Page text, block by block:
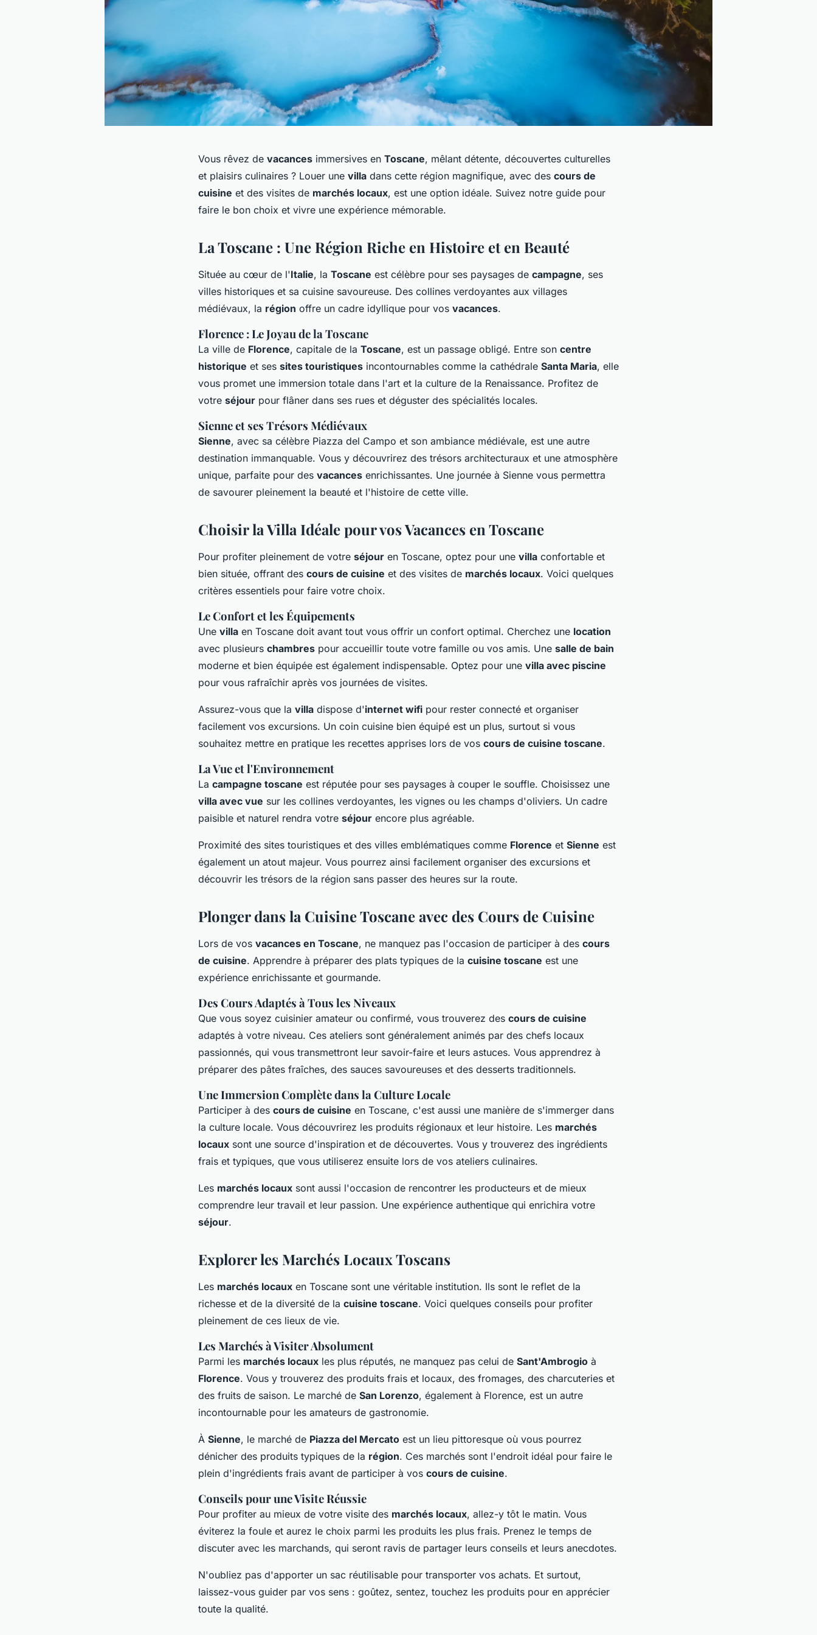
Vous rêvez de vacances immersives en Toscane, mêlant détente, découvertes culturelles
et plaisirs culinaires ? Louer une villa dans cette région magnifique, avec des cours de
cuisine et des visites de marchés locaux, est une option idéale. Suivez notre guide pour
faire le bon choix et vivre une expérience mémorable.
La Toscane : Une Région Riche en Histoire et en Beauté
Située au cœur de l'Italie, la Toscane est célèbre pour ses paysages de campagne, ses
villes historiques et sa cuisine savoureuse. Des collines verdoyantes aux villages
médiévaux, la région offre un cadre idyllique pour vos vacances.
Florence : Le Joyau de la Toscane
La ville de Florence, capitale de la Toscane, est un passage obligé. Entre son centre
historique et ses sites touristiques incontournables comme la cathédrale Santa Maria, elle
vous promet une immersion totale dans l'art et la culture de la Renaissance. Profitez de
votre séjour pour flâner dans ses rues et déguster des spécialités locales.
Sienne et ses Trésors Médiévaux
Sienne, avec sa célèbre Piazza del Campo et son ambiance médiévale, est une autre
destination immanquable. Vous y découvrirez des trésors architecturaux et une atmosphère
unique, parfaite pour des vacances enrichissantes. Une journée à Sienne vous permettra
de savourer pleinement la beauté et l'histoire de cette ville.
Choisir la Villa Idéale pour vos Vacances en Toscane
Pour profiter pleinement de votre séjour en Toscane, optez pour une villa confortable et
bien située, offrant des cours de cuisine et des visites de marchés locaux. Voici quelques
critères essentiels pour faire votre choix.
Le Confort et les Équipements
Une villa en Toscane doit avant tout vous offrir un confort optimal. Cherchez une location
avec plusieurs chambres pour accueillir toute votre famille ou vos amis. Une salle de bain
moderne et bien équipée est également indispensable. Optez pour une villa avec piscine
pour vous rafraîchir après vos journées de visites.
Assurez-vous que la villa dispose d'internet wifi pour rester connecté et organiser
facilement vos excursions. Un coin cuisine bien équipé est un plus, surtout si vous
souhaitez mettre en pratique les recettes apprises lors de vos cours de cuisine toscane.
La Vue et l'Environnement
La campagne toscane est réputée pour ses paysages à couper le souffle. Choisissez une
villa avec vue sur les collines verdoyantes, les vignes ou les champs d'oliviers. Un cadre
paisible et naturel rendra votre séjour encore plus agréable.
Proximité des sites touristiques et des villes emblématiques comme Florence et Sienne est
également un atout majeur. Vous pourrez ainsi facilement organiser des excursions et
découvrir les trésors de la région sans passer des heures sur la route.
Plonger dans la Cuisine Toscane avec des Cours de Cuisine
Lors de vos vacances en Toscane, ne manquez pas l'occasion de participer à des cours
de cuisine. Apprendre à préparer des plats typiques de la cuisine toscane est une
expérience enrichissante et gourmande.
Des Cours Adaptés à Tous les Niveaux
Que vous soyez cuisinier amateur ou confirmé, vous trouverez des cours de cuisine
adaptés à votre niveau. Ces ateliers sont généralement animés par des chefs locaux
passionnés, qui vous transmettront leur savoir-faire et leurs astuces. Vous apprendrez à
préparer des pâtes fraîches, des sauces savoureuses et des desserts traditionnels.
Une Immersion Complète dans la Culture Locale
Participer à des cours de cuisine en Toscane, c'est aussi une manière de s'immerger dans
la culture locale. Vous découvrirez les produits régionaux et leur histoire. Les marchés
locaux sont une source d'inspiration et de découvertes. Vous y trouverez des ingrédients
frais et typiques, que vous utiliserez ensuite lors de vos ateliers culinaires.
Les marchés locaux sont aussi l'occasion de rencontrer les producteurs et de mieux
comprendre leur travail et leur passion. Une expérience authentique qui enrichira votre
séjour.
Explorer les Marchés Locaux Toscans
Les marchés locaux en Toscane sont une véritable institution. Ils sont le reflet de la
richesse et de la diversité de la cuisine toscane. Voici quelques conseils pour profiter
pleinement de ces lieux de vie.
Les Marchés à Visiter Absolument
Parmi les marchés locaux les plus réputés, ne manquez pas celui de Sant'Ambrogio à
Florence. Vous y trouverez des produits frais et locaux, des fromages, des charcuteries et
des fruits de saison. Le marché de San Lorenzo, également à Florence, est un autre
incontournable pour les amateurs de gastronomie.
À Sienne, le marché de Piazza del Mercato est un lieu pittoresque où vous pourrez
dénicher des produits typiques de la région. Ces marchés sont l'endroit idéal pour faire le
plein d'ingrédients frais avant de participer à vos cours de cuisine.
Conseils pour une Visite Réussie
Pour profiter au mieux de votre visite des marchés locaux, allez-y tôt le matin. Vous
éviterez la foule et aurez le choix parmi les produits les plus frais. Prenez le temps de
discuter avec les marchands, qui seront ravis de partager leurs conseils et leurs anecdotes.
N'oubliez pas d'apporter un sac réutilisable pour transporter vos achats. Et surtout,
laissez-vous guider par vos sens : goûtez, sentez, touchez les produits pour en apprécier
toute la qualité.